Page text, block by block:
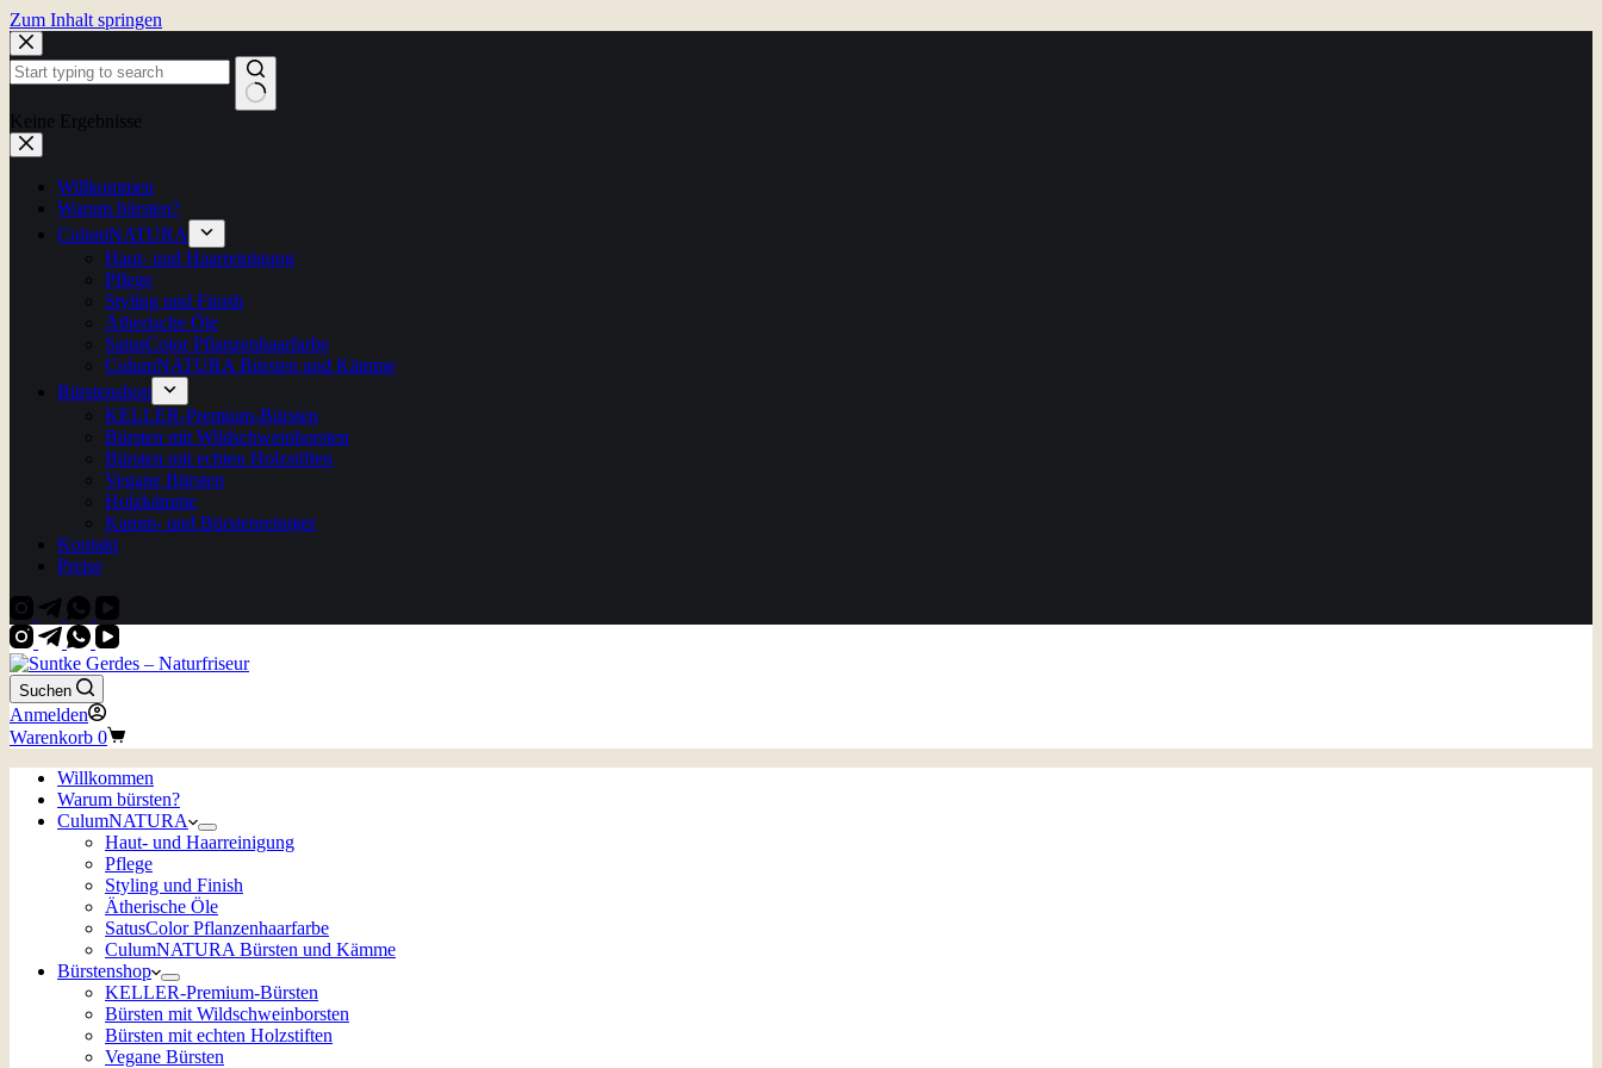
Zum Inhalt springen
Keine Ergebnisse
Willkommen
Warum bürsten?
CulumNATURA
Haut- und Haarreinigung
Pflege
Styling und Finish
Ätherische Öle
SatusColor Pflanzenhaarfarbe
CulumNATURA Bürsten und Kämme
Bürstenshop
KELLER-Premium-Bürsten
Bürsten mit Wildschweinborsten
Bürsten mit echten Holzstiften
Vegane Bürsten
Holzkämme
Kamm- und Bürstenreiniger
Kontakt
Preise
Suchen
Anmelden
Warenkorb 0
Willkommen
Warum bürsten?
CulumNATURA
Haut- und Haarreinigung
Pflege
Styling und Finish
Ätherische Öle
SatusColor Pflanzenhaarfarbe
CulumNATURA Bürsten und Kämme
Bürstenshop
KELLER-Premium-Bürsten
Bürsten mit Wildschweinborsten
Bürsten mit echten Holzstiften
Vegane Bürsten